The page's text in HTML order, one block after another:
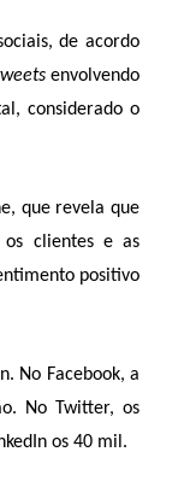
de acordo
envolvendo
considerado o
que revela que
os clientes e as
positivo
No Facebook, a
No Twitter, os
os 40 mil.